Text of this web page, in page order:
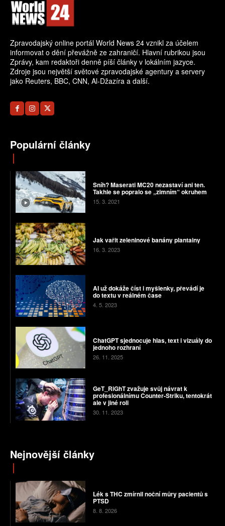
Zpravodajský online portál World News 24 vznikl za účelem
informovat o dění převážně ze zahraničí. Hlavní rubrikou jsou
Zprávy, kam redaktoři denně píší články v lokálním jazyce.
Zdroje jsou největší světové zpravodajské agentury a servery
jako Reuters, BBC, CNN, Al-Džazíra a další.
Populární články
Sníh? Maserati MC20 nezastaví ani ten.
Takhle se popralo se „zimním“ okruhem
15. 3. 2021
Jak vařit zeleninové banány plantainy
16. 3. 2023
AI už dokáže číst i myšlenky, převádí je
do textu v reálném čase
4. 5. 2023
ChatGPT sjednocuje hlas, text i vizuály do
jednoho rozhraní
26. 11. 2025
GeT_RiGhT zvažuje svůj návrat k
profesionálnímu Counter-Striku, tentokrát
ale v jiné roli
30. 11. 2023
Nejnovější články
Lék s THC zmírnil noční můry pacientů s
PTSD
8. 8. 2026